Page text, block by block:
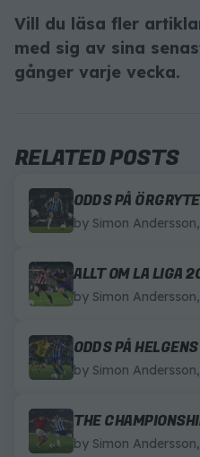
Vill du läsa fler
med sig av sina
gånger varje vecka.
RELATED POSTS
ODDS PÅ
by Simon
ALLT OM LA LIGA
by Simon
ODDS PÅ
by Simon
THE
by Simon